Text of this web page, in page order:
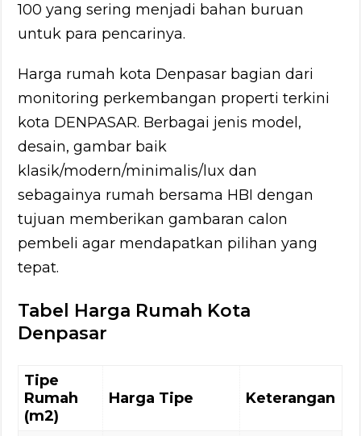
100 yang sering menjadi bahan buruan
untuk para pencarinya.
Harga rumah kota Denpasar bagian dari
monitoring perkembangan properti terkini
kota DENPASAR. Berbagai jenis model,
desain, gambar baik
klasik/modern/minimalis/lux dan
sebagainya rumah bersama HBI dengan
tujuan memberikan gambaran calon
pembeli agar mendapatkan pilihan yang
tepat.
Tabel Harga Rumah Kota
Denpasar
Tipe
Rumah
(m2)
Harga Tipe Keterangan